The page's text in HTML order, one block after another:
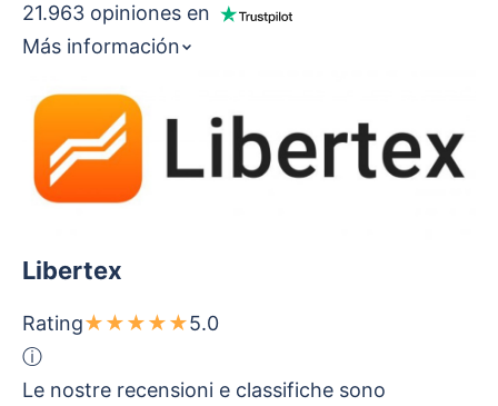
21.963 opiniones en
Más información
Libertex
Rating★★★★★5.0
ⓘ
Le nostre recensioni e classifiche sono